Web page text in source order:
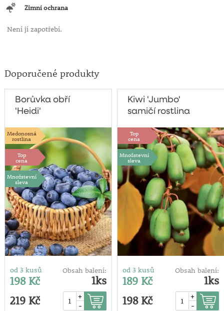
Zimní ochrana
Není jí zapotřebí.
Doporučené produkty
Borůvka obří
'Heidi'
Medonosná
rostlina
Top
cena
Množstevní
sleva
od 3 kusů
198 Kč
Obsah balení:
1ks
219 Kč
+
-
Kiwi 'Jumbo'
samičí rostlina
Top
cena
Množstevní
sleva
od 3 kusů
189 Kč
Obsah balení:
1ks
198 Kč
+
-